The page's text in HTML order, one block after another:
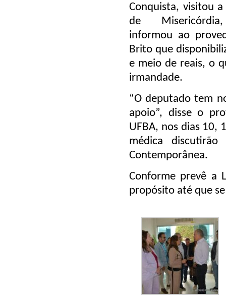
Conquista, visitou a
de
informou ao
Brito que
e meio de reais, o
irmandade.
“O deputado tem
apoio”, disse o
UFBA, nos dias 10,
médica
Contemporânea.
Conforme prevê a
propósito até que